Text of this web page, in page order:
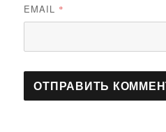
EMAIL *